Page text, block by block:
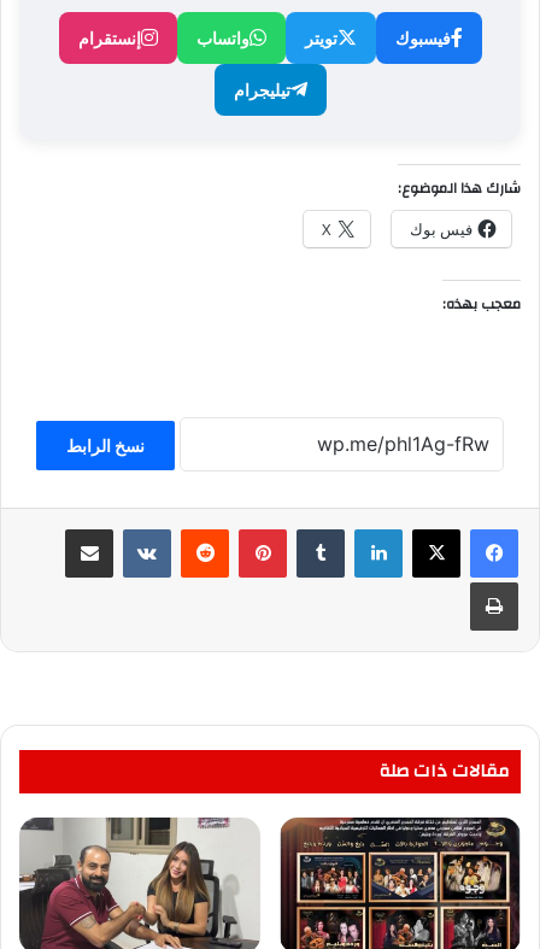
فيسبوك تويتر واتساب إنستقرام
تيليجرام
شارك هذا الموضوع:
فيس بوك X
معجب بهذه:
نسخ الرابط
لينكدإن بينتيريست مشاركة عبر البريد
طباعة
مقالات ذات صلة